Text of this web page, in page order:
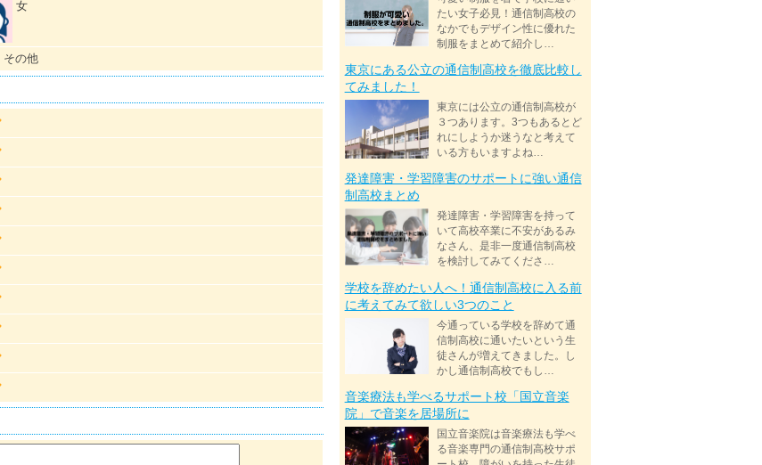
女
その他
たい女子必見！通信制高校の
なかでもデザイン性に優れた
制服をまとめて紹介し…
東京にある公立の通信制高校を徹底比較し
てみました！
東京には公立の通信制高校が
３つあります。3つもあるとど
れにしようか迷うなと考えて
いる方もいますよね…
発達障害・学習障害のサポートに強い通信
制高校まとめ
発達障害・学習障害を持って
いて高校卒業に不安があるみ
なさん、是非一度通信制高校
を検討してみてくださ…
学校を辞めたい人へ！通信制高校に入る前
に考えてみて欲しい3つのこと
今通っている学校を辞めて通
信制高校に通いたいという生
徒さんが増えてきました。し
かし通信制高校でもし…
音楽療法も学べるサポート校「国立音楽
院」で音楽を居場所に
国立音楽院は音楽療法も学べ
る音楽専門の通信制高校サポ